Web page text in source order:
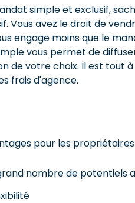
simple et exclusif,
Vous avez le droit de
engage moins que le
vous permet de
de votre choix. Il est tout
frais d'agence.
pour les propriétaires
nombre de potentiels